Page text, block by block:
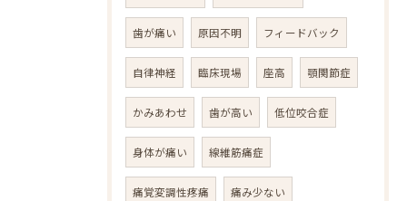
歯が痛い 原因不明 フィードバック
自律神経 臨床現場 座高 顎関節症
かみあわせ 歯が高い 低位咬合症
身体が痛い 線維筋痛症
痛覚変調性疼痛 痛み少ない